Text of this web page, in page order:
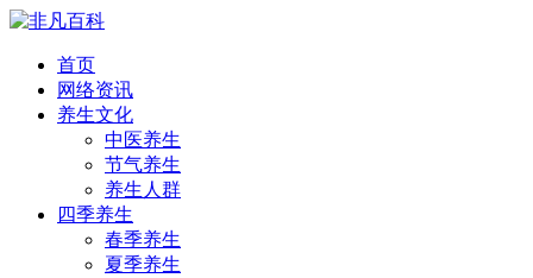
首页
网络资讯
养生文化
中医养生
节气养生
养生人群
四季养生
春季养生
夏季养生